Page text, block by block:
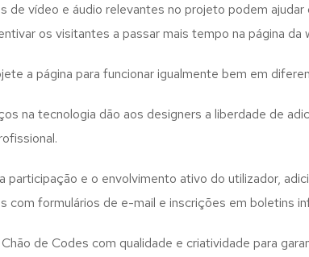
de vídeo e áudio relevantes no projeto podem
os visitantes a passar mais tempo na página da
a página para funcionar igualmente bem em
na tecnologia dão aos designers a liberdade de
participação e o envolvimento ativo do utilizador,
com formulários de e-mail e inscrições em boletins
de Codes com qualidade e criatividade para